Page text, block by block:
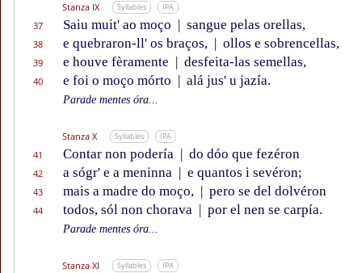
Stanza IX Syllables IPA
37 Saiu muit' ao moço | sangue pelas orellas,
38 e quebraron-ll' os braços, | ollos e sobrencellas,
39 e houve fèramente | desfeita-las semellas,
40 e foi o moço mórto | alá jus' u jazía.
Parade mentes óra...
Stanza X Syllables IPA
41 Contar non podería | do dóo que fezéron
42 a sógr' e a meninna | e quantos i sevéron;
43 mais a madre do moço, | pero se del dolvéron
44 todos, sól non chorava | por el nen se carpía.
Parade mentes óra...
Stanza XI Syllables IPA